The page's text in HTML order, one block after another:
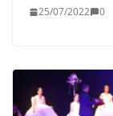
25/07/2022 0